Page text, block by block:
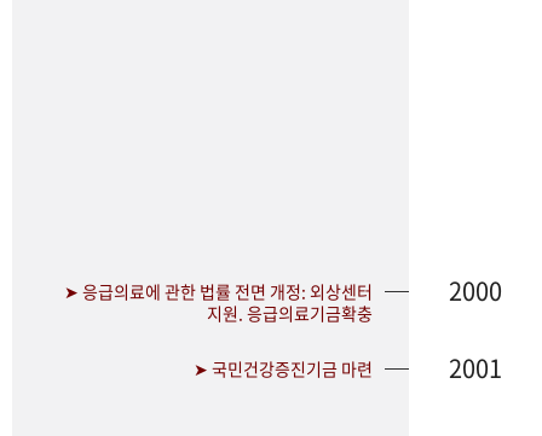
➤ 응급의료에 관한 법률 전면 개정: 외상센터
지원. 응급의료기금확충
2000
➤ 국민건강증진기금 마련 2001